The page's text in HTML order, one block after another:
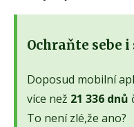
Ochraňte sebe
Doposud mobilní
více než 21 336 dnů
To není zlé,že ano?